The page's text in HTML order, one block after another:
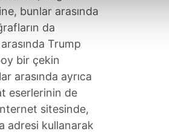
kendimize ve üçüncü kişilere ait
gerekli olan çerezler bilgi toplumu
işlevsel kılınması ve
olarak açık rızanız dahilinde
belirleyebilirsiniz. Çerezlere
edebilirsiniz.
hazırlanmış Aydınlatma Metnimizi
bunlar arasında
da
Trump
bir çekin
arasında ayrıca
eserlerinin de
sitesinde,
adresi kullanarak